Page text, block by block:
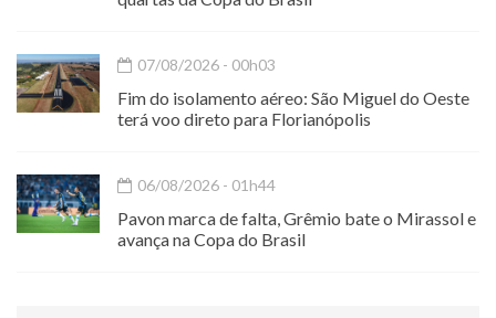
07/08/2026 - 00h03
Fim do isolamento aéreo: São Miguel do Oeste
terá voo direto para Florianópolis
06/08/2026 - 01h44
Pavon marca de falta, Grêmio bate o Mirassol e
avança na Copa do Brasil